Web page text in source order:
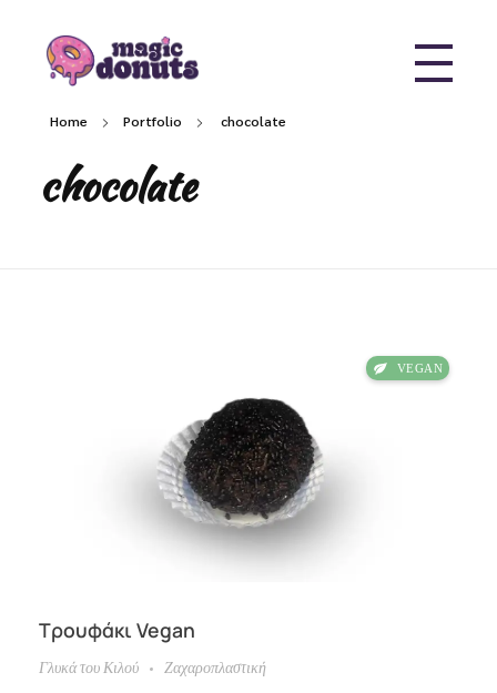
Home Portfolio chocolate
chocolate
Τρουφάκι Vegan
Γλυκά του Κιλού Ζαχαροπλαστική